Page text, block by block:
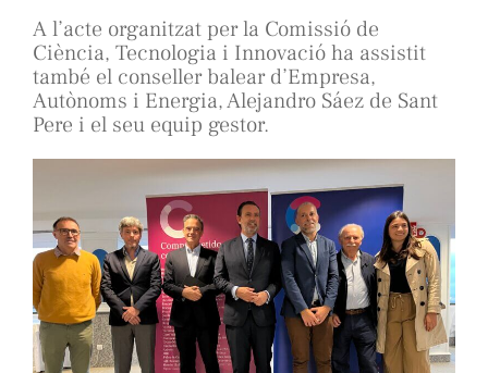
A l’acte organitzat per la Comissió de
Ciència, Tecnologia i Innovació ha assistit
també el conseller balear d’Empresa,
Autònoms i Energia, Alejandro Sáez de Sant
Pere i el seu equip gestor.